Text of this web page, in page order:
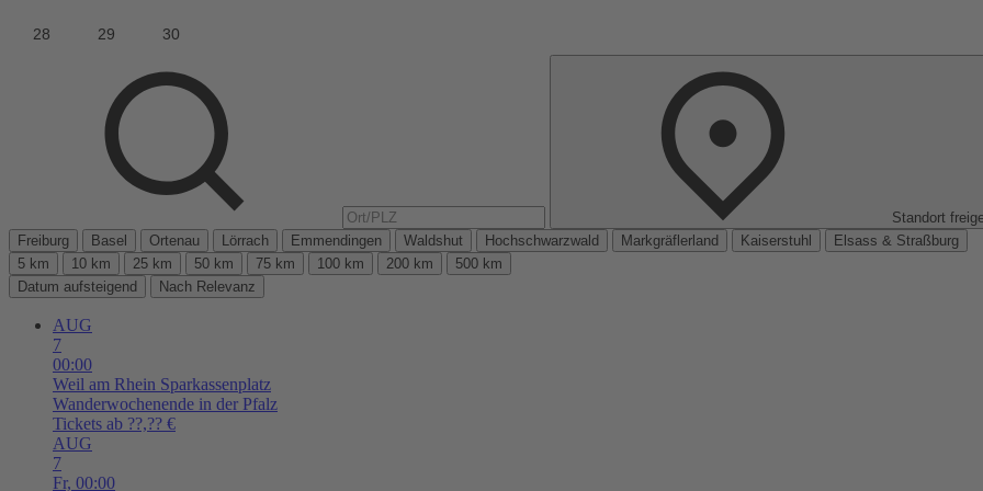
Standort
Freiburg
Basel Ortenau Lörrach Emmendingen Waldshut Hochschwarzwald Markgräflerland Kaiserstuhl
Elsass & Straßburg
5 km
10 km 25 km 50 km 75 km 100 km 200 km
500 km
Datum aufsteigend
Nach Relevanz
AUG
7
00:00
Weil am Rhein Sparkassenplatz
Wanderwochenende in der Pfalz
Tickets ab ??,?? €
AUG
7
Fr, 00:00